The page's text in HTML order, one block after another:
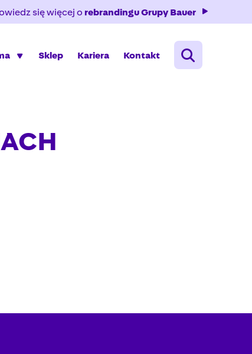
się więcej o rebrandingu Grupy Bauer
Sklep Kariera Kontakt